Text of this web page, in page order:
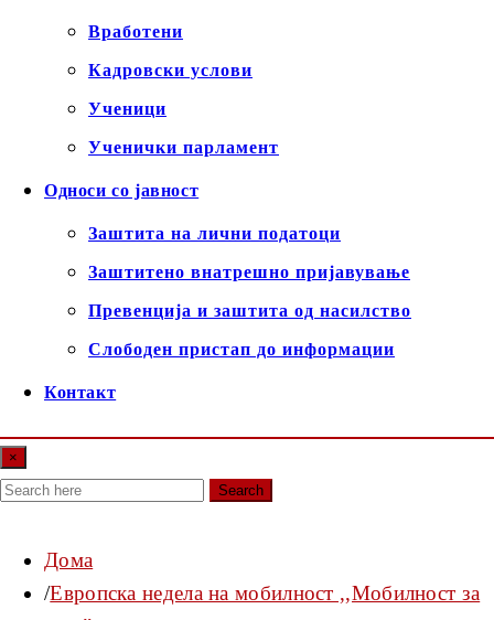
Вработени
Кадровски услови
Ученици
Ученички парламент
Односи со јавност
Заштита на лични податоци
Заштитено внатрешно пријавување
Превенција и заштита од насилство
Слободен пристап до информации
Контакт
×
Search
Дома
Европска недела на мобилност ,,Мобилност за